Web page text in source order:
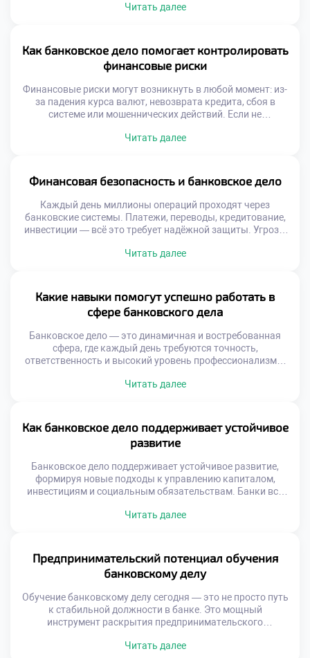
чаще полагаются на данные, а не на интуицию. Именно
подготовки специалистов. Аналитика позволяет видеть
за цифрами реальную картину. Она помогает […]
Читать далее
Как банковское дело помогает контролировать
финансовые риски
Финансовые риски могут возникнуть в любой момент: из-
за падения курса валют, невозврата кредита, сбоя в
системе или мошеннических действий. Если не
катастрофическими — от индивидуальных потерь до
барьеры между нестабильностью и стабильностью. Это
достигается с помощью строгих правил, глубокого […]
Читать далее
Финансовая безопасность и банковское дело
Каждый день миллионы операций проходят через
банковские системы. Платежи, переводы, кредитование,
инвестиции — всё это требует надёжной защиты. Угрозы
совершенствуют методы, а риски умножаются. В этих
механизмов защиты невозможно представить
устойчивое функционирование банков, защиту данных
клиентов и сохранение доверия […]
Читать далее
Какие навыки помогут успешно работать в
сфере банковского дела
Банковское дело — это динамичная и востребованная
сфера, где каждый день требуются точность,
ответственность и высокий уровень профессионализма.
просто знать основы экономики. Важно развивать
доверительные отношения с клиентами, быстро
адаптироваться к изменениям и принимать
обоснованные […]
Читать далее
Как банковское дело поддерживает устойчивое
развитие
Банковское дело поддерживает устойчивое развитие,
формируя новые подходы к управлению капиталом,
инвестициям и социальным обязательствам. Банки всё
управленческие риски при принятии решений. Это
и устойчивой экономики. Раньше банки воспринимались
как нейтральные посредники. Сейчас они превращаются
[…]
Читать далее
Предпринимательский потенциал обучения
банковскому делу
Обучение банковскому делу сегодня — это не просто путь
к стабильной должности в банке. Это мощный
инструмент раскрытия предпринимательского
получают не только знания о финансовых операциях, но и
Читать далее